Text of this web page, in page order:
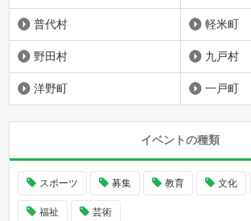
普代村 軽米町
野田村 九戸村
洋野町 一戸町
イベントの種類
スポーツ 募集 教育 文化
福祉 芸術